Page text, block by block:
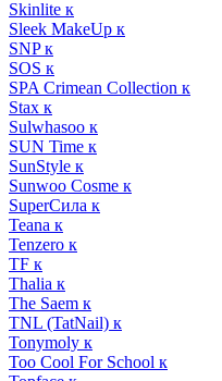
Skinlite к
Sleek MakeUp к
SNP к
SOS к
SPA Crimean Collection к
Stax к
Sulwhasoo к
SUN Time к
SunStyle к
Sunwoo Cosme к
SuperСила к
Teana к
Tenzero к
TF к
Thalia к
The Saem к
TNL (TatNail) к
Tonymoly к
Too Cool For School к